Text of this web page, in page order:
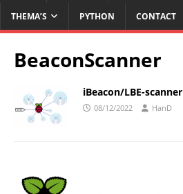
THEMA’S PYTHON CONTACT
BeaconScanner
iBeacon/LBE-scanner
08/12/2022 HanD